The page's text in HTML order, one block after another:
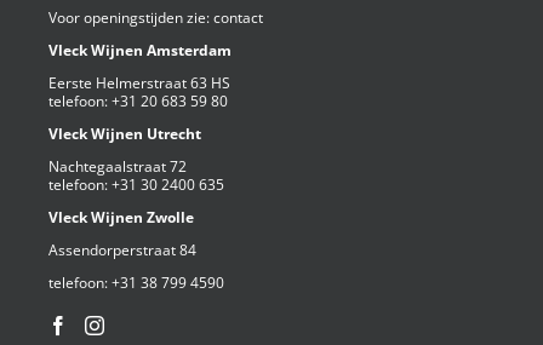
Voor openingstijden zie:contact
Vleck Wijnen Amsterdam
Eerste Helmerstraat 63 HS
telefoon:+31 20 683 59 80
Vleck Wijnen Utrecht
Nachtegaalstraat 72
telefoon:+31 30 2400 635
Vleck Wijnen Zwolle
Assendorperstraat 84
telefoon:+31 38 799 4590⁩